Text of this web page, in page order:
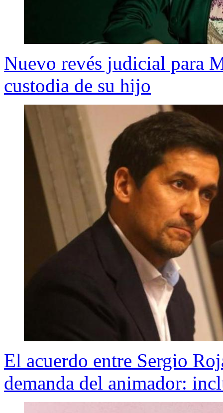
Nuevo revés judicial para
custodia de su hijo
El acuerdo entre Sergio
demanda del animador: